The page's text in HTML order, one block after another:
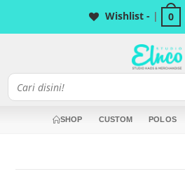
Wishlist - | 0
SHOP CUSTOM POLOS